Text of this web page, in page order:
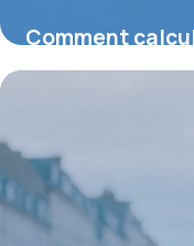
Comment
mutuelle :